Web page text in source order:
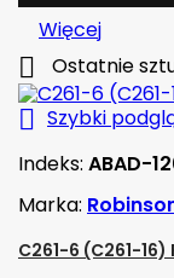
Więcej
 Ostatnie
 Szybki
Indeks: ABAD-
Marka:
C261-6 (C261-16)